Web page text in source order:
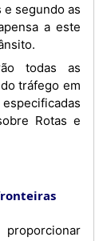
e segundo as
a este
tráfego em
Rotas e